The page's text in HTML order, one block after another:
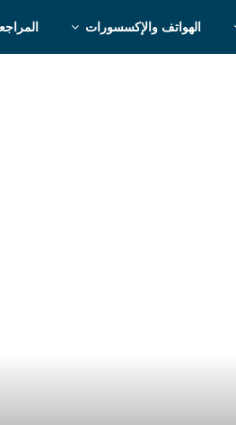
الهواتف والإكسسورات